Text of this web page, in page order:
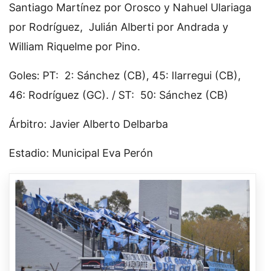
Santiago Martínez por Orosco y Nahuel Ulariaga
por Rodríguez, Julián Alberti por Andrada y
William Riquelme por Pino.
Goles: PT: 2: Sánchez (CB), 45: Ilarregui (CB),
46: Rodríguez (GC). / ST: 50: Sánchez (CB)
Árbitro: Javier Alberto Delbarba
Estadio: Municipal Eva Perón